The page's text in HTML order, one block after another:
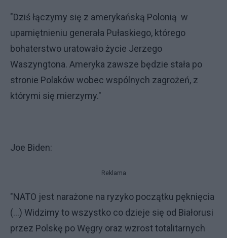
"Dziś łączymy się z amerykańską Polonią w
upamiętnieniu generała Pułaskiego, którego
bohaterstwo uratowało życie Jerzego
Waszyngtona. Ameryka zawsze będzie stała po
stronie Polaków wobec wspólnych zagrożeń, z
którymi się mierzymy."
Joe Biden:
Reklama
"NATO jest narażone na ryzyko początku pęknięcia
(...) Widzimy to wszystko co dzieje się od Białorusi
przez Polskę po Węgry oraz wzrost totalitarnych